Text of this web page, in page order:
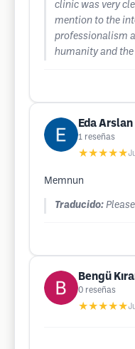
clinic was very
mention to the
professionalism
humanity and
Eda Arslan
1 reseñas
★★★★★
Memnun
Traducido:
Bengü
0 reseñas
★★★★★